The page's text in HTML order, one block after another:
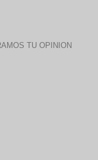
TU OPINION